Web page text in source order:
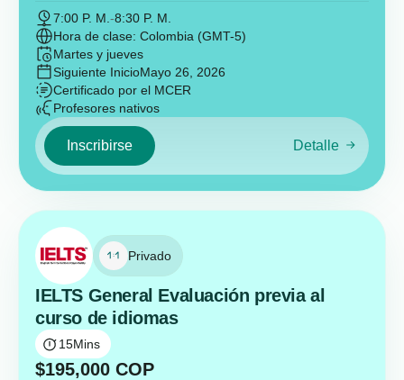
7:00 P. M. -8:30 P. M.
Hora de clase: Colombia (GMT-5)
Martes y jueves
Siguiente InicioMayo 26, 2026
Certificado por el MCER
Profesores nativos
Inscribirse Detalle
Privado
IELTS General Evaluación previa al
curso de idiomas
15Mins
$195,000 COP